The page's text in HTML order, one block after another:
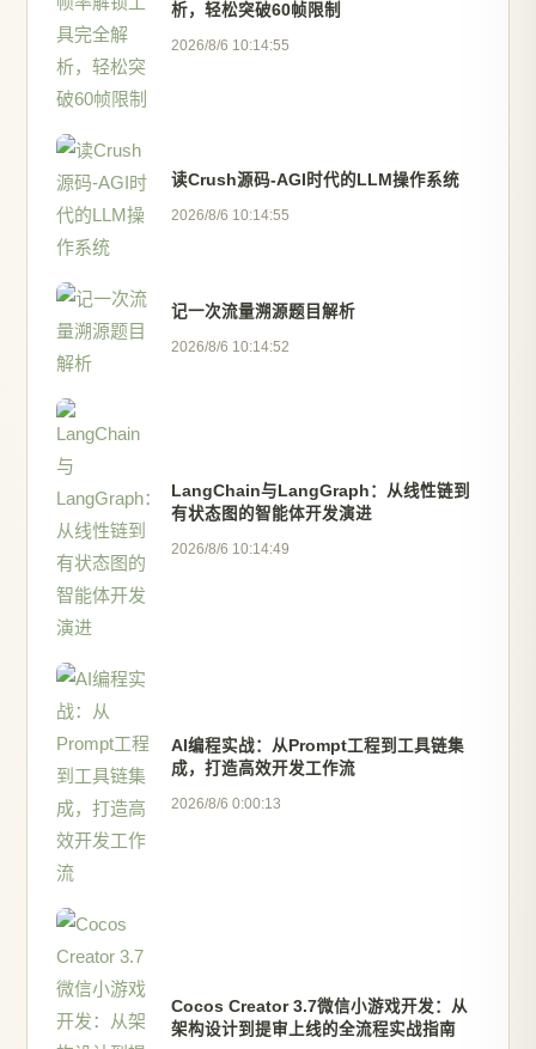
析，轻松突破60帧限制
2026/8/6 10:14:55
读Crush源码-AGI时代的LLM操作系统
2026/8/6 10:14:55
记一次流量溯源题目解析
2026/8/6 10:14:52
LangChain与LangGraph：从线性链到
有状态图的智能体开发演进
2026/8/6 10:14:49
AI编程实战：从Prompt工程到工具链集
成，打造高效开发工作流
2026/8/6 0:00:13
Cocos Creator 3.7微信小游戏开发：从
架构设计到提审上线的全流程实战指南